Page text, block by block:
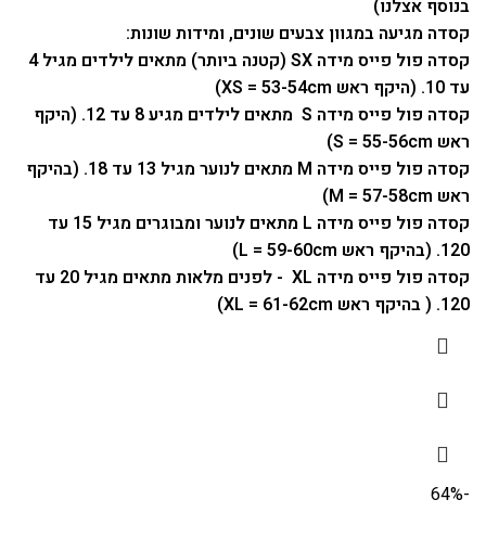
בנוסף אצלנו)
קסדה מגיעה במגוון צבעים שונים, ומידות שונות:
קסדה פול פייס מידה SX (קטנה ביותר) מתאים לילדים מגיל 4
עד 10. (היקף ראש XS = 53-54cm)
קסדה פול פייס מידה S מתאים לילדים מגיע 8 עד 12. (היקף
ראש S = 55-56cm)
קסדה פול פייס מידה M מתאים לנוער מגיל 13 עד 18. (בהיקף
ראש M = 57-58cm)
קסדה פול פייס מידה L מתאים לנוער ומבוגרים מגיל 15 עד
120. (בהיקף ראש L = 59-60cm)
קסדה פול פייס מידה XL - לפנים מלאות מתאים מגיל 20 עד
120. ( בהיקף ראש XL = 61-62cm)
-64%